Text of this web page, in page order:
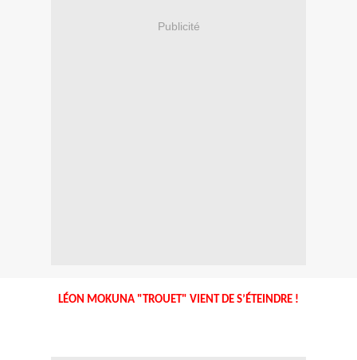
Publicité
LÉON MOKUNA "TROUET" VIENT DE S’ÉTEINDRE !